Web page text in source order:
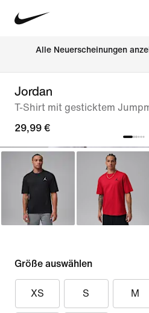
Alle Neuerscheinungen
Jordan
T-Shirt mit gesticktem
29,99 €
Größe auswählen
XS S M